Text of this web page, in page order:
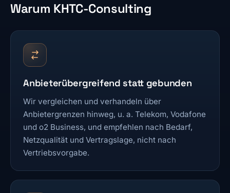
Warum KHTC-Consulting
Anbieterübergreifend statt gebunden
Wir vergleichen und verhandeln über
Anbietergrenzen hinweg, u. a. Telekom, Vodafone
und o2 Business, und empfehlen nach Bedarf,
Netzqualität und Vertragslage, nicht nach
Vertriebsvorgabe.